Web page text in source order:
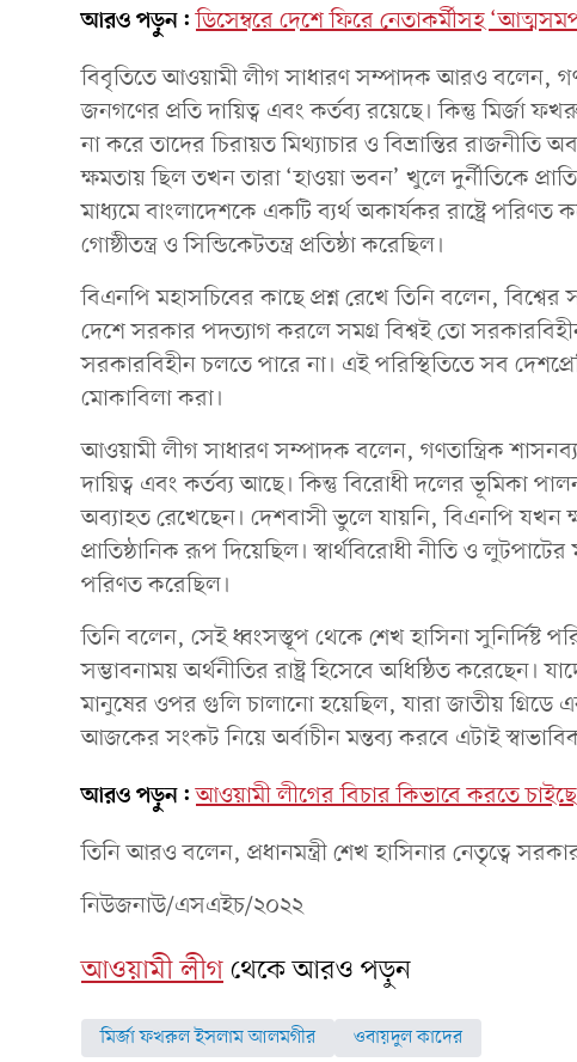
আরও পড়ুন: ডিসেম্বরে দেশে ফিরে নেতাকর্মীসহ
বিবৃতিতে আওয়ামী লীগ সাধারণ সম্পাদক আরও বলেন,
জনগণের প্রতি দায়িত্ব এবং কর্তব্য রয়েছে। কিন্তু মির্জা
না করে তাদের চিরায়ত মিথ্যাচার ও বিভ্রান্তির
ক্ষমতায় ছিল তখন তারা ‘হাওয়া ভবন’ খুলে দুর্নীতিকে
মাধ্যমে বাংলাদেশকে একটি ব্যর্থ অকার্যকর রাষ্ট্রে
গোষ্ঠীতন্ত্র ও সিন্ডিকেটতন্ত্র প্রতিষ্ঠা করেছিল।
বিএনপি মহাসচিবের কাছে প্রশ্ন রেখে তিনি বলেন,
দেশে সরকার পদত্যাগ করলে সমগ্র বিশ্বই তো
সরকারবিহীন চলতে পারে না। এই পরিস্থিতিতে সব
মোকাবিলা করা।
আওয়ামী লীগ সাধারণ সম্পাদক বলেন, গণতান্ত্রিক
দায়িত্ব এবং কর্তব্য আছে। কিন্তু বিরোধী দলের ভূমিকা
অব্যাহত রেখেছেন। দেশবাসী ভুলে যায়নি, বিএনপি যখন
প্রাতিষ্ঠানিক রূপ দিয়েছিল। স্বার্থবিরোধী নীতি ও
পরিণত করেছিল।
তিনি বলেন, সেই ধ্বংসস্তূপ থেকে শেখ হাসিনা সুনির্দিষ্ট
সম্ভাবনাময় অর্থনীতির রাষ্ট্র হিসেবে অধিষ্ঠিত
মানুষের ওপর গুলি চালানো হয়েছিল, যারা জাতীয় গ্রিডে
আজকের সংকট নিয়ে অর্বাচীন মন্তব্য করবে এটাই
আরও পড়ুন: আওয়ামী লীগের বিচার কিভাবে করতে
তিনি আরও বলেন, প্রধানমন্ত্রী শেখ হাসিনার নেতৃত্বে
নিউজনাউ/এসএইচ/২০২২
আওয়ামী লীগথেকে আরও পড়ুন
মির্জা ফখরুল ইসলাম আলমগীর ওবায়দুল কাদের